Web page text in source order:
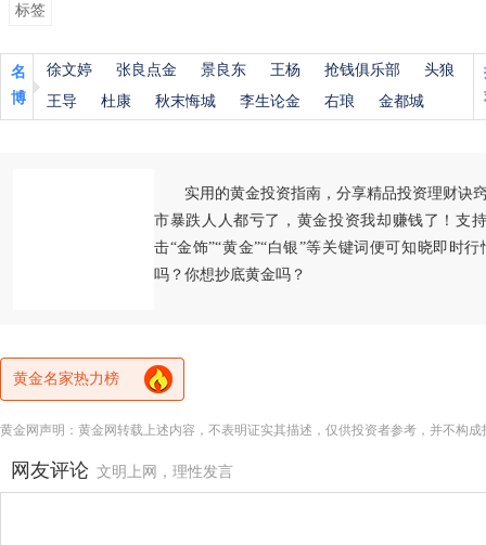
标签
名
博
徐文婷 张良点金 景良东 王杨 抢钱俱乐部
头狼
王导
杜康 秋末悔城 李生论金 右琅 金都城
实用的黄金投资指南，分享精品投资理财诀
市暴跌人人都亏了，黄金投资我却赚钱了！支
击“金饰”“黄金”“白银”等关键词便可知晓即时
吗？你想抄底黄金吗？
黄金名家热力榜
黄金网声明：黄金网转载上述内容，不表明证实其描述，仅供投资者参考，并不构
网友评论 文明上网，理性发言